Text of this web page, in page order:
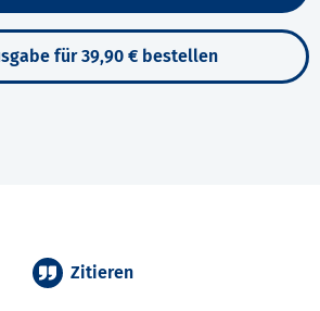
für 39,90 € bestellen
Zitieren